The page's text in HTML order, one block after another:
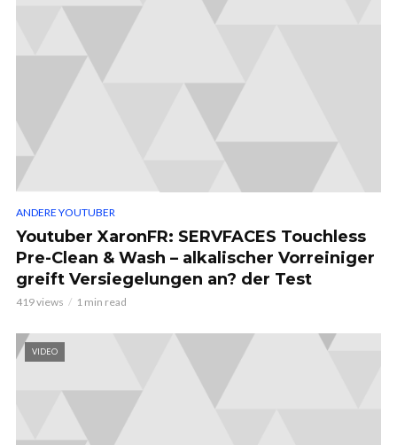
ANDERE YOUTUBER
Youtuber XaronFR: SERVFACES Touchless
Pre-Clean & Wash – alkalischer Vorreiniger
greift Versiegelungen an? der Test
419 views 1 min read
VIDEO